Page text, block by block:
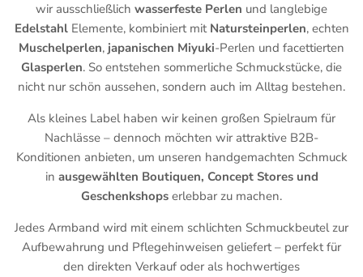
wir ausschließlich wasserfeste Perlen und langlebige
EdelstahlElemente, kombiniert mit Natursteinperlen, echten
Muschelperlen, japanischen Miyuki-Perlen und facettierten
Glasperlen. So entstehen sommerliche Schmuckstücke, die
nicht nur schön aussehen, sondern auch im Alltag bestehen.
Als kleines Label haben wir keinen großen Spielraum für
Nachlässe – dennoch möchten wir attraktive B2B-
Konditionen anbieten, um unseren handgemachten Schmuck
in ausgewählten Boutiquen, Concept Stores und
Geschenkshops erlebbar zu machen.
Jedes Armband wird mit einem schlichten Schmuckbeutel zur
Aufbewahrung und Pflegehinweisen geliefert – perfekt für
den direkten Verkauf oder als hochwertiges